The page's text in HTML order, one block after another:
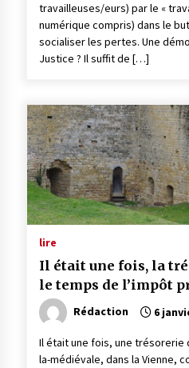
travailleuses/eurs) par le «
numérique compris) dans le
socialiser les pertes. Une
Justice ? Il suffit de […]
lire
Il était une fois, la trésorerie de Gençay et
le temps de l’impôt
Rédaction 6
Il était une fois, une trésorerie
la-médiévale, dans la Vienne,